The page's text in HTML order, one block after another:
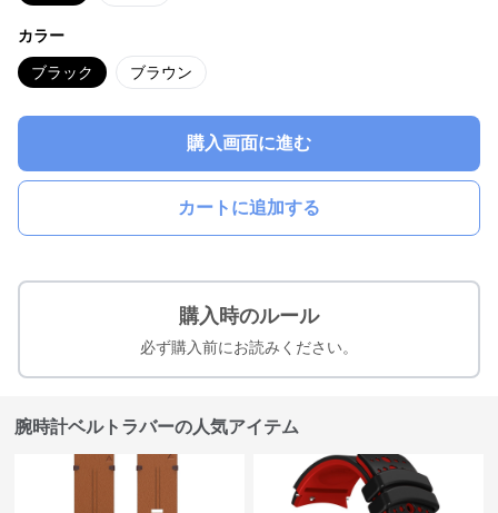
カラー
ブラック ブラウン
購入画面に進む
カートに追加する
購入時のルール
必ず購入前にお読みください。
腕時計ベルトラバーの人気アイテム